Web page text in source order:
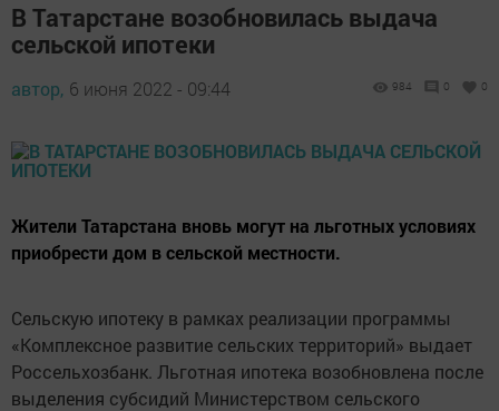
В Татарстане возобновилась выдача
сельской ипотеки
автор, 6 июня 2022 - 09:44 984 0 0
Жители Татарстана вновь могут на льготных условиях
приобрести дом в сельской местности.
Сельскую ипотеку в рамках реализации программы
«Комплексное развитие сельских территорий» выдает
Россельхозбанк. Льготная ипотека возобновлена после
выделения субсидий Министерством сельского